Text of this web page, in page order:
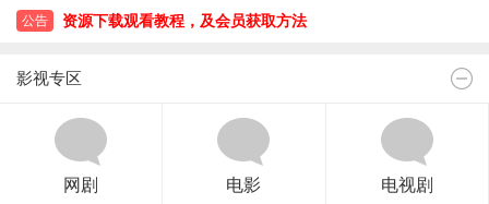
公告
资源下载观看教程，及会员获取方法
影视专区
网剧 电影 电视剧